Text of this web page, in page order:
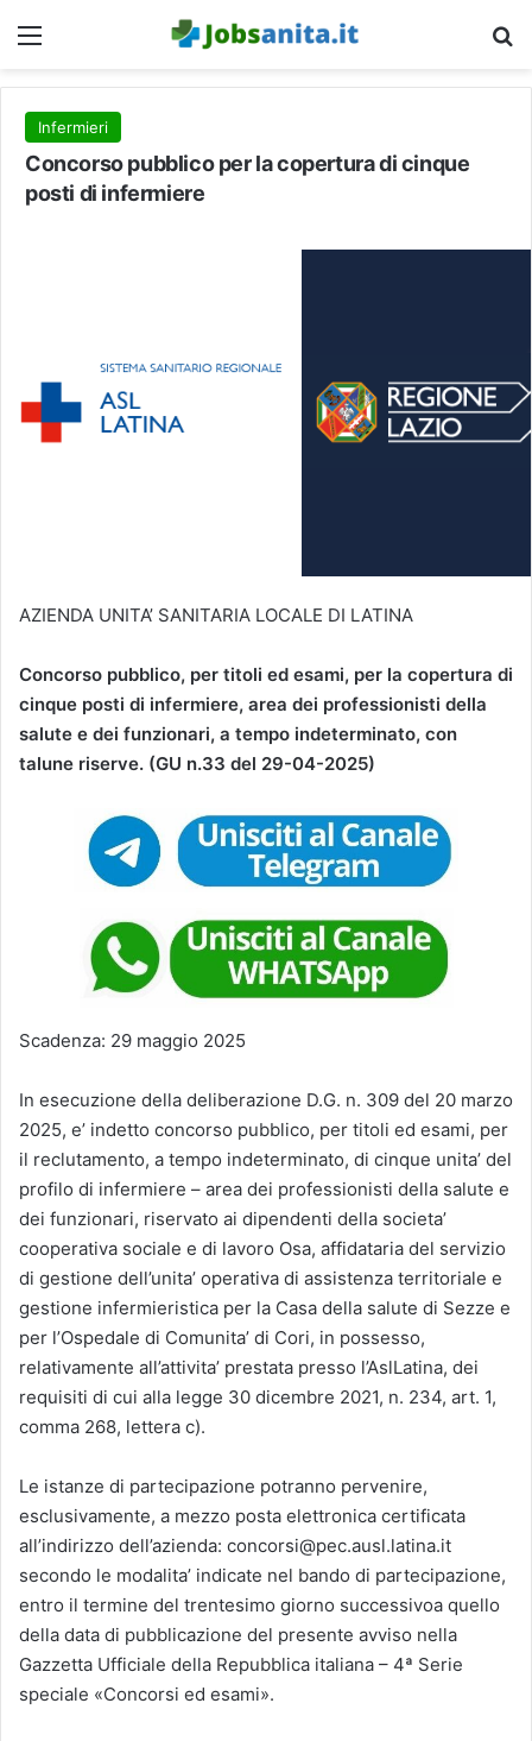
Menu
Infermieri
Concorso pubblico per la copertura di cinque
posti di infermiere
AZIENDA UNITA’ SANITARIA LOCALE DI LATINA
Concorso pubblico, per titoli ed esami, per la copertura di
cinque posti di infermiere, area dei professionisti della
salute e dei funzionari, a tempo indeterminato, con
talune riserve. (GU n.33 del 29-04-2025)
Scadenza: 29 maggio 2025
In esecuzione della deliberazione D.G. n. 309 del 20 marzo
2025, e’ indetto concorso pubblico, per titoli ed esami, per
il reclutamento, a tempo indeterminato, di cinque unita’ del
profilo di infermiere – area dei professionisti della salute e
dei funzionari, riservato ai dipendenti della societa’
cooperativa sociale e di lavoro Osa, affidataria del servizio
di gestione dell’unita’ operativa di assistenza territoriale e
gestione infermieristica per la Casa della salute di Sezze e
per l’Ospedale di Comunita’ di Cori, in possesso,
relativamente all’attivita’ prestata presso l’AslLatina, dei
requisiti di cui alla legge 30 dicembre 2021, n. 234, art. 1,
comma 268, lettera c).
Le istanze di partecipazione potranno pervenire,
esclusivamente, a mezzo posta elettronica certificata
all’indirizzo dell’azienda: concorsi@pec.ausl.latina.it
secondo le modalita’ indicate nel bando di partecipazione,
entro il termine del trentesimo giorno successivoa quello
della data di pubblicazione del presente avviso nella
Gazzetta Ufficiale della Repubblica italiana – 4ª Serie
speciale «Concorsi ed esami».